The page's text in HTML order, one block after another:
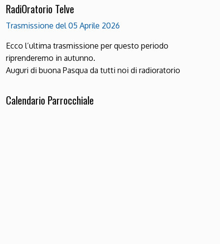
RadiOratorio Telve
Trasmissione del 05 Aprile 2026
Ecco l’ultima trasmissione per questo periodo
riprenderemo in autunno.
Auguri di buona Pasqua da tutti noi di radioratorio
Calendario Parrocchiale